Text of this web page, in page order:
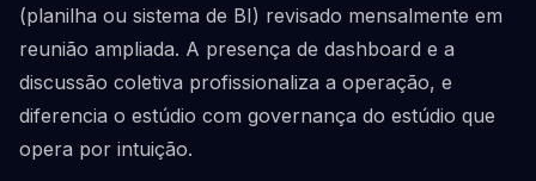
(planilha ou sistema de BI) revisado mensalmente em
reunião ampliada. A presença de dashboard e a
discussão coletiva profissionaliza a operação, e
diferencia o estúdio com governança do estúdio que
opera por intuição.